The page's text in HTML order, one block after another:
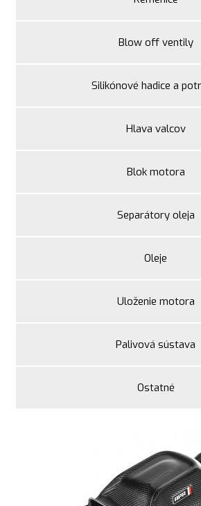
Blow off ventily
Silikónové hadice a
Hlava valcov
Blok motora
Separátory oleja
Oleje
Uloženie motora
Palivová sústava
Ostatné